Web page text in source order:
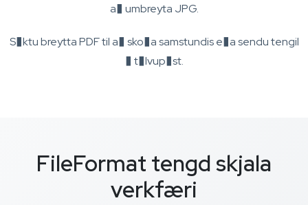
a� umbreyta JPG.
S�ktu breytta PDF til a� sko�a samstundis e�a sendu tengil
� t�lvup�st.
FileFormat tengd skjala
verkfæri